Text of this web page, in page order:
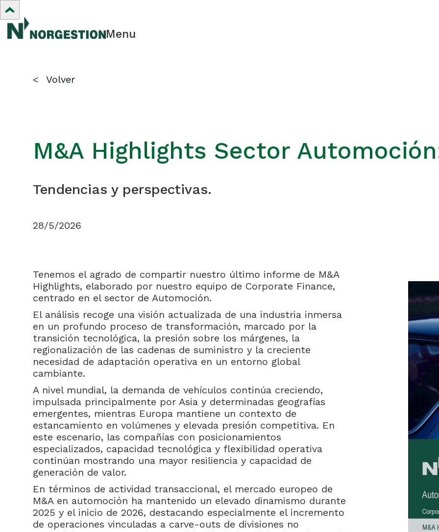
Menu
< Volver
M&A Highlights Sector
Tendencias y perspectivas.
28/5/2026
Tenemos el agrado de compartir nuestro último informe de M&A
Highlights, elaborado por nuestro equipo de Corporate Finance,
centrado en el sector de Automoción.
El análisis recoge una visión actualizada de una industria inmersa
en un profundo proceso de transformación, marcado por la
transición tecnológica, la presión sobre los márgenes, la
regionalización de las cadenas de suministro y la creciente
necesidad de adaptación operativa en un entorno global
cambiante.
A nivel mundial, la demanda de vehículos continúa creciendo,
impulsada principalmente por Asia y determinadas geografías
emergentes, mientras Europa mantiene un contexto de
estancamiento en volúmenes y elevada presión competitiva. En
este escenario, las compañías con posicionamientos
especializados, capacidad tecnológica y flexibilidad operativa
continúan mostrando una mayor resiliencia y capacidad de
generación de valor.
En términos de actividad transaccional, el mercado europeo de
M&A en automoción ha mantenido un elevado dinamismo durante
2025 y el inicio de 2026, destacando especialmente el incremento
de operaciones vinculadas a carve-outs de divisiones no